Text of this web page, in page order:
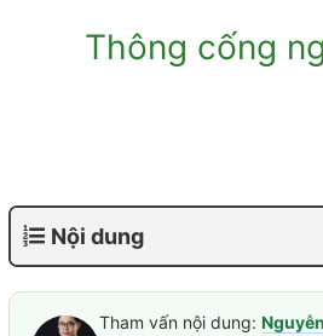
Thông cống
Nội dung
Tham vấn nội dung: